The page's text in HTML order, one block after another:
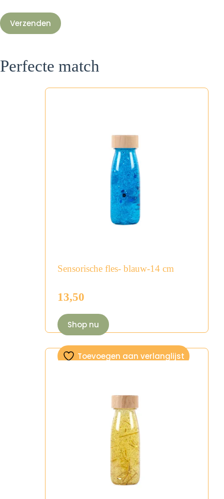
Verzenden
Perfecte match
Sensorische fles- blauw-14 cm
13,50
Shop nu
Toevoegen aan verlanglijst